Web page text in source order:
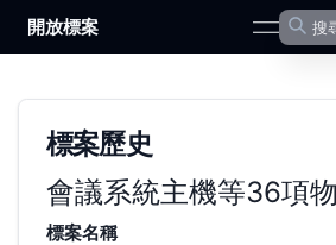
開放標案 open
標案歷史
會議系統主機等36項
標案名稱